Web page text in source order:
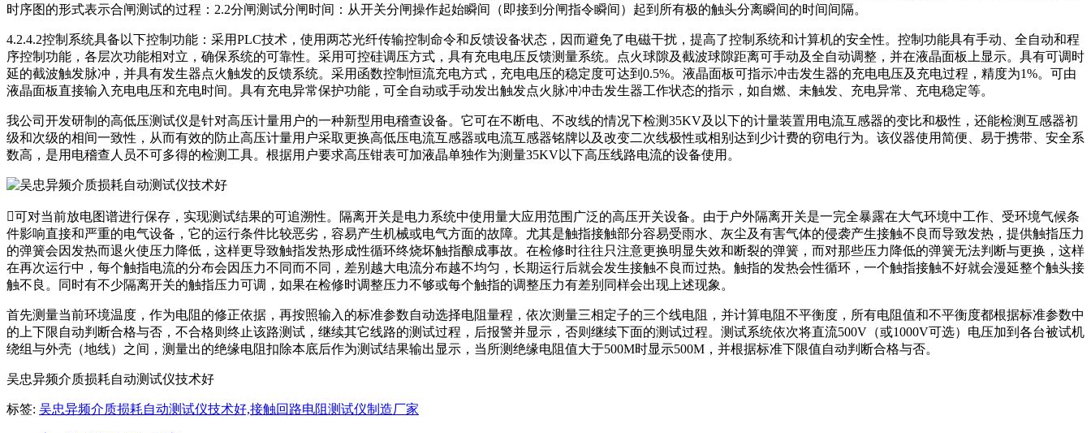
时序图的形式表示合闸测试的过程：2.2分闸测试分闸时间：从开关分闸操作起始瞬间（即接到分闸指令瞬间）起到所有极的触头分离瞬间的时间间隔。
4.2.4.2控制系统具备以下控制功能：采用PLC技术，使用两芯光纤传输控制命令和反馈设备状态，因而避免了电磁干扰，提高了控制系统和计算机的安全性。控制功能具有手动、全自动和程
序控制功能，各层次功能相对立，确保系统的可靠性。采用可控硅调压方式，具有充电电压反馈测量系统。点火球隙及截波球隙距离可手动及全自动调整，并在液晶面板上显示。具有可调时
延的截波触发脉冲，并具有发生器点火触发的反馈系统。采用函数控制恒流充电方式，充电电压的稳定度可达到0.5%。液晶面板可指示冲击发生器的充电电压及充电过程，精度为1%。可由
液晶面板直接输入充电电压和充电时间。具有充电异常保护功能，可全自动或手动发出触发点火脉冲冲击发生器工作状态的指示，如自燃、未触发、充电异常、充电稳定等。
我公司开发研制的高低压测试仪是针对高压计量用户的一种新型用电稽查设备。它可在不断电、不改线的情况下检测35KV及以下的计量装置用电流互感器的变比和极性，还能检测互感器初
级和次级的相间一致性，从而有效的防止高压计量用户采取更换高低压电流互感器或电流互感器铭牌以及改变二次线极性或相别达到少计费的窃电行为。该仪器使用简便、易于携带、安全系
数高，是用电稽查人员不可多得的检测工具。根据用户要求高压钳表可加液晶单独作为测量35KV以下高压线路电流的设备使用。
可对当前放电图谱进行保存，实现测试结果的可追溯性。隔离开关是电力系统中使用量大应用范围广泛的高压开关设备。由于户外隔离开关是一完全暴露在大气环境中工作、受环境气候条
件影响直接和严重的电气设备，它的运行条件比较恶劣，容易产生机械或电气方面的故障。尤其是触指接触部分容易受雨水、灰尘及有害气体的侵袭产生接触不良而导致发热，提供触指压力
的弹簧会因发热而退火使压力降低，这样更导致触指发热形成性循环终烧坏触指酿成事故。在检修时往往只注意更换明显失效和断裂的弹簧，而对那些压力降低的弹簧无法判断与更换，这样
在再次运行中，每个触指电流的分布会因压力不同而不同，差别越大电流分布越不均匀，长期运行后就会发生接触不良而过热。触指的发热会性循环，一个触指接触不好就会漫延整个触头接
触不良。同时有不少隔离开关的触指压力可调，如果在检修时调整压力不够或每个触指的调整压力有差别同样会出现上述现象。
首先测量当前环境温度，作为电阻的修正依据，再按照输入的标准参数自动选择电阻量程，依次测量三相定子的三个线电阻，并计算电阻不平衡度，所有电阻值和不平衡度都根据标准参数中
的上下限自动判断合格与否，不合格则终止该路测试，继续其它线路的测试过程，后报警并显示，否则继续下面的测试过程。测试系统依次将直流500V（或1000V可选）电压加到各台被试机
绕组与外壳（地线）之间，测量出的绝缘电阻扣除本底后作为测试结果输出显示，当所测绝缘电阻值大于500M时显示500M，并根据标准下限值自动判断合格与否。
吴忠异频介质损耗自动测试仪技术好
标签: 吴忠异频介质损耗自动测试仪技术好,接触回路电阻测试仪制造厂家